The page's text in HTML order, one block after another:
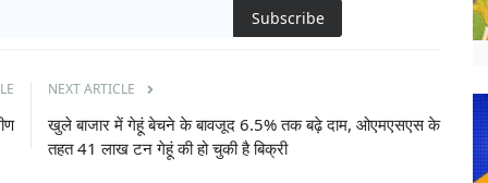
Subscribe
NEXT ARTICLE
खुले बाजार में गेहूं बेचने के बावजूद 6.5% तक बढ़े दाम, ओएमएसएस के
तहत 41 लाख टन गेहूं की हो चुकी है बिक्री